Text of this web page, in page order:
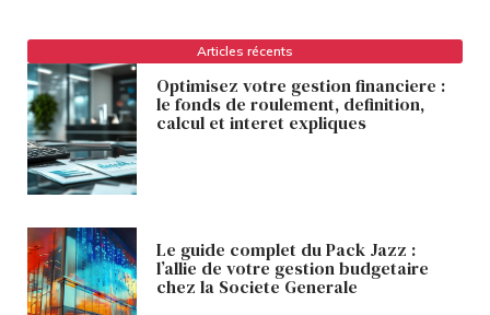
Articles récents
Optimisez votre gestion financiere :
le fonds de roulement, definition,
calcul et interet expliques
Le guide complet du Pack Jazz :
l’allie de votre gestion budgetaire
chez la Societe Generale